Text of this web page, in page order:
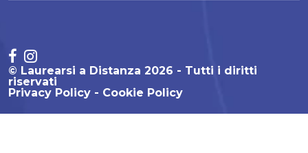
© Laurearsi a Distanza 2026 - Tutti i diritti
riservati
Privacy Policy
Cookie Policy